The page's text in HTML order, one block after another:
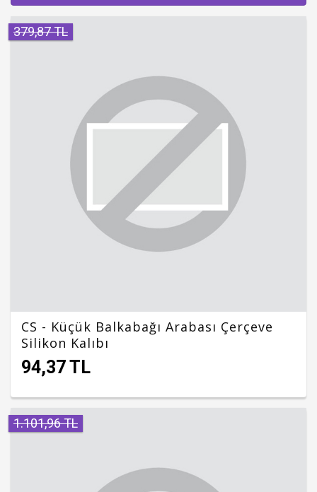
379,87 TL
CS - Küçük Balkabağı Arabası Çerçeve
Silikon Kalıbı
94,37 TL
1.101,96 TL